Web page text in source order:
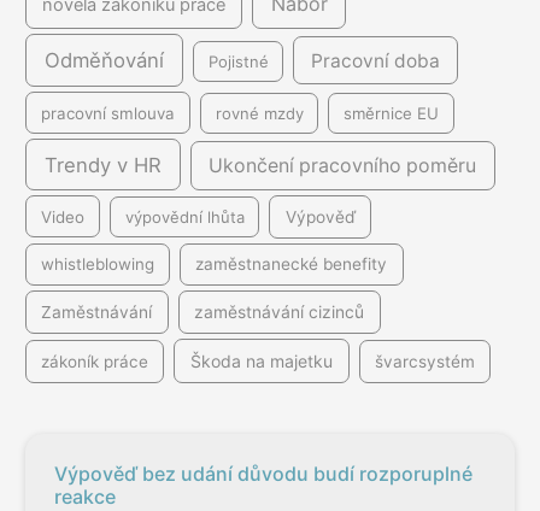
novela zákoníku práce
Odměňování Pojistné Pracovní doba
pracovní smlouva rovné mzdy směrnice EU
Trendy v HR Ukončení pracovního poměru
Video výpovědní lhůta Výpověď
whistleblowing zaměstnanecké benefity
Zaměstnávání zaměstnávání cizinců
zákoník práce Škoda na majetku švarcsystém
Výpověď bez udání důvodu budí rozporuplné
reakce